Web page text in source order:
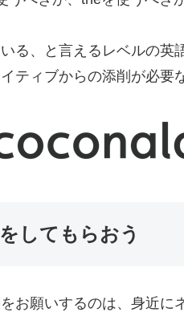
る、と言えるレベルの英
ティブからの添削が必要
してもらおう
お願いするのは、身近に